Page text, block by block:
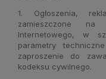
1. Ogłoszenia,
zamieszczone na
Internetowego, w
parametry
zaproszenie do
kodeksu cywilnego.